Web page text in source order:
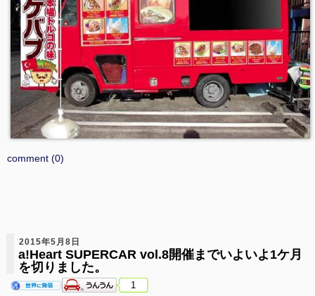
comment (0)
2015年5月8日
a!Heart SUPERCAR vol.8開催までいよいよ1ケ月
を切りました。
1